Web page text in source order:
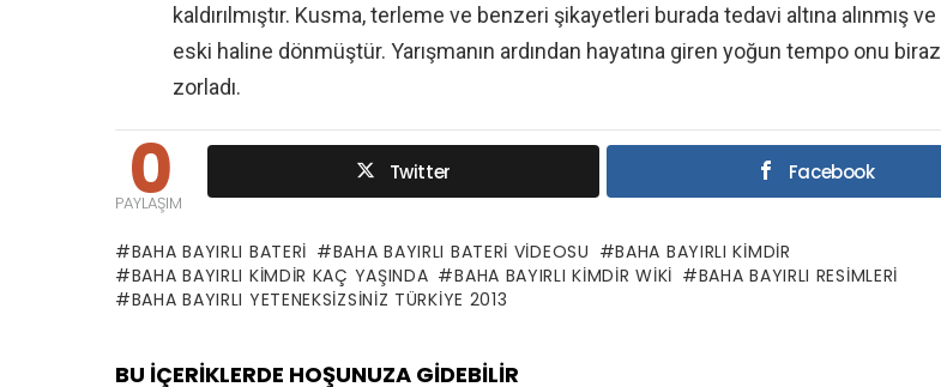
kaldırılmıştır. Kusma, terleme ve benzeri şikayetleri burada tedavi altına alınmış ve
eski haline dönmüştür. Yarışmanın ardından hayatına giren yoğun tempo onu biraz
zorladı.
0
PAYLAŞIM
Twitter Facebook
BAHA BAYIRLI BATERI BAHA BAYIRLI BATERI VIDEOSU
BAHA BAYIRLI KIMDIR
BAHA BAYIRLI KIMDIR KAÇ YAŞINDA
BAHA BAYIRLI KIMDIR WIKI
BAHA BAYIRLI RESIMLERI
BAHA BAYIRLI YETENEKSIZSINIZ TÜRKIYE 2013
BU İÇERIKLERDE HOŞUNUZA GIDEBILIR